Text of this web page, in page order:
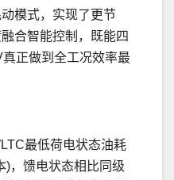
模式，实现了更节
合智能控制，既能四
正做到全工况效率最
最低荷电状态油耗
)，馈电状态相比同级